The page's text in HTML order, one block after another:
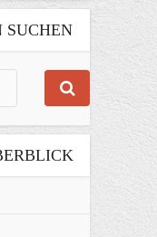
SUCHEN